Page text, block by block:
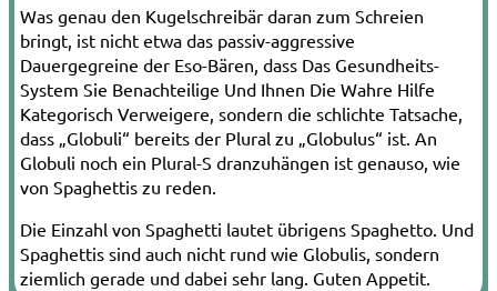
Was genau den Kugelschreibär daran zum Schreien
bringt, ist nicht etwa das passiv-aggressive
Dauergegreine der Eso-Bären, dass Das Gesundheits-
System Sie Benachteilige Und Ihnen Die Wahre Hilfe
Kategorisch Verweigere, sondern die schlichte Tatsache,
dass „Globuli“ bereits der Plural zu „Globulus“ ist. An
Globuli noch ein Plural-S dranzuhängen ist genauso, wie
von Spaghettis zu reden.
Die Einzahl von Spaghetti lautet übrigens Spaghetto. Und
Spaghettis sind auch nicht rund wie Globulis, sondern
ziemlich gerade und dabei sehr lang. Guten Appetit.